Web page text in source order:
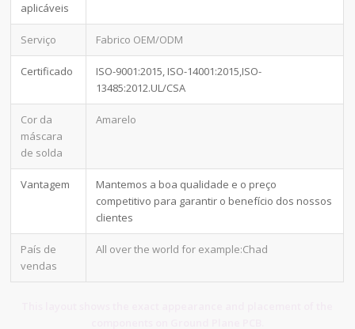
aplicáveis
Serviço Fabrico OEM/ODM
Certificado
ISO-9001:2015, ISO-14001:2015,ISO-
13485:2012.UL/CSA
Cor da
máscara
de solda
Amarelo
Vantagem
Mantemos a boa qualidade e o preço
competitivo para garantir o benefício dos nossos
clientes
País de
vendas
All over the world for example:Chad